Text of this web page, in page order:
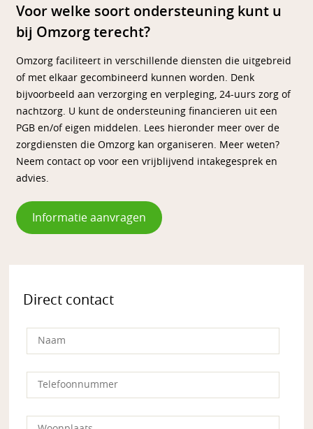
Direct contact
Voor welke soort ondersteuning kunt u
bij Omzorg terecht?
Omzorg faciliteert in verschillende diensten die uitgebreid
of met elkaar gecombineerd kunnen worden. Denk
bijvoorbeeld aan verzorging en verpleging, 24-uurs zorg of
nachtzorg. U kunt de ondersteuning financieren uit een
PGB en/of eigen middelen. Lees hieronder meer over de
zorgdiensten die Omzorg kan organiseren. Meer weten?
Neem contact op voor een vrijblijvend intakegesprek en
advies.
Informatie aanvragen